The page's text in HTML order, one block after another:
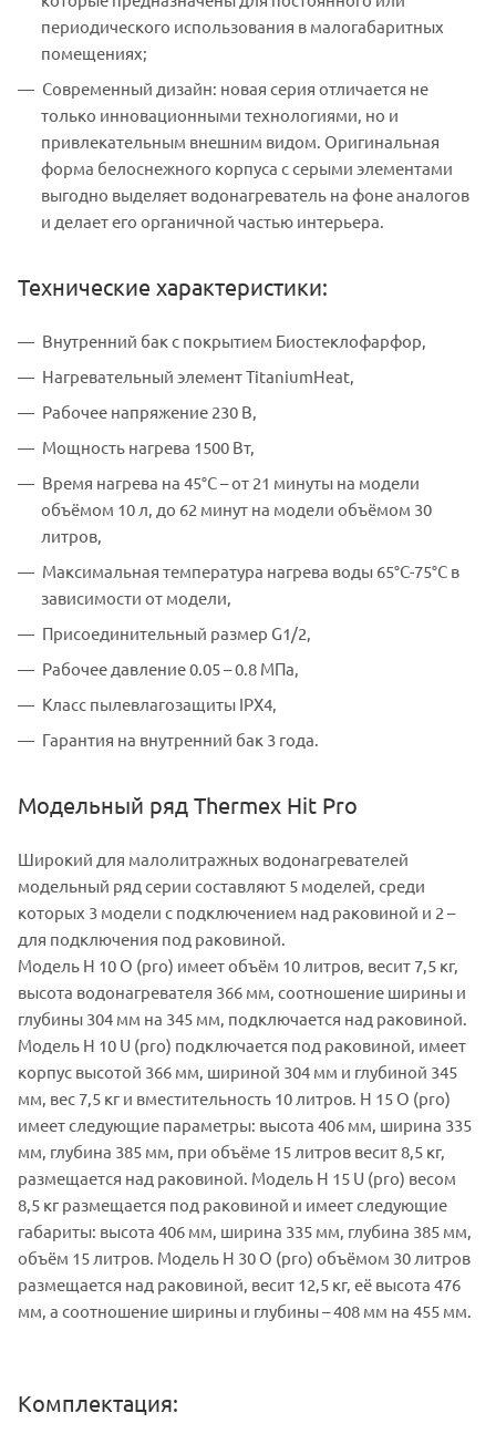
периодического использования в малогабаритных
помещениях;
Современный дизайн: новая серия отличается не
только инновационными технологиями, но и
привлекательным внешним видом. Оригинальная
форма белоснежного корпуса с серыми элементами
выгодно выделяет водонагреватель на фоне аналогов
и делает его органичной частью интерьера.
Технические характеристики:
Внутренний бак с покрытием Биостеклофарфор,
Нагревательный элемент TitaniumHeat,
Рабочее напряжение 230 В,
Мощность нагрева 1500 Вт,
Время нагрева на 45°С – от 21 минуты на модели
объёмом 10 л, до 62 минут на модели объёмом 30
литров,
Максимальная температура нагрева воды 65°С-75°С в
зависимости от модели,
Присоединительный размер G1/2,
Рабочее давление 0.05 – 0.8 МПа,
Класс пылевлагозащиты IPX4,
Гарантия на внутренний бак 3 года.
Модельный ряд Thermex Hit Pro
Широкий для малолитражных водонагревателей
модельный ряд серии составляют 5 моделей, среди
которых 3 модели с подключением над раковиной и 2 –
для подключения под раковиной.
Модель H 10 O (pro) имеет объём 10 литров, весит 7,5 кг,
высота водонагревателя 366 мм, соотношение ширины и
глубины 304 мм на 345 мм, подключается над раковиной.
Модель H 10 U (pro) подключается под раковиной, имеет
корпус высотой 366 мм, шириной 304 мм и глубиной 345
мм, вес 7,5 кг и вместительность 10 литров. H 15 O (pro)
имеет следующие параметры: высота 406 мм, ширина 335
мм, глубина 385 мм, при объёме 15 литров весит 8,5 кг,
размещается над раковиной. Модель H 15 U (pro) весом
8,5 кг размещается под раковиной и имеет следующие
габариты: высота 406 мм, ширина 335 мм, глубина 385 мм,
объём 15 литров. Модель H 30 O (pro) объёмом 30 литров
размещается над раковиной, весит 12,5 кг, её высота 476
мм, а соотношение ширины и глубины – 408 мм на 455 мм.
Комплектация: